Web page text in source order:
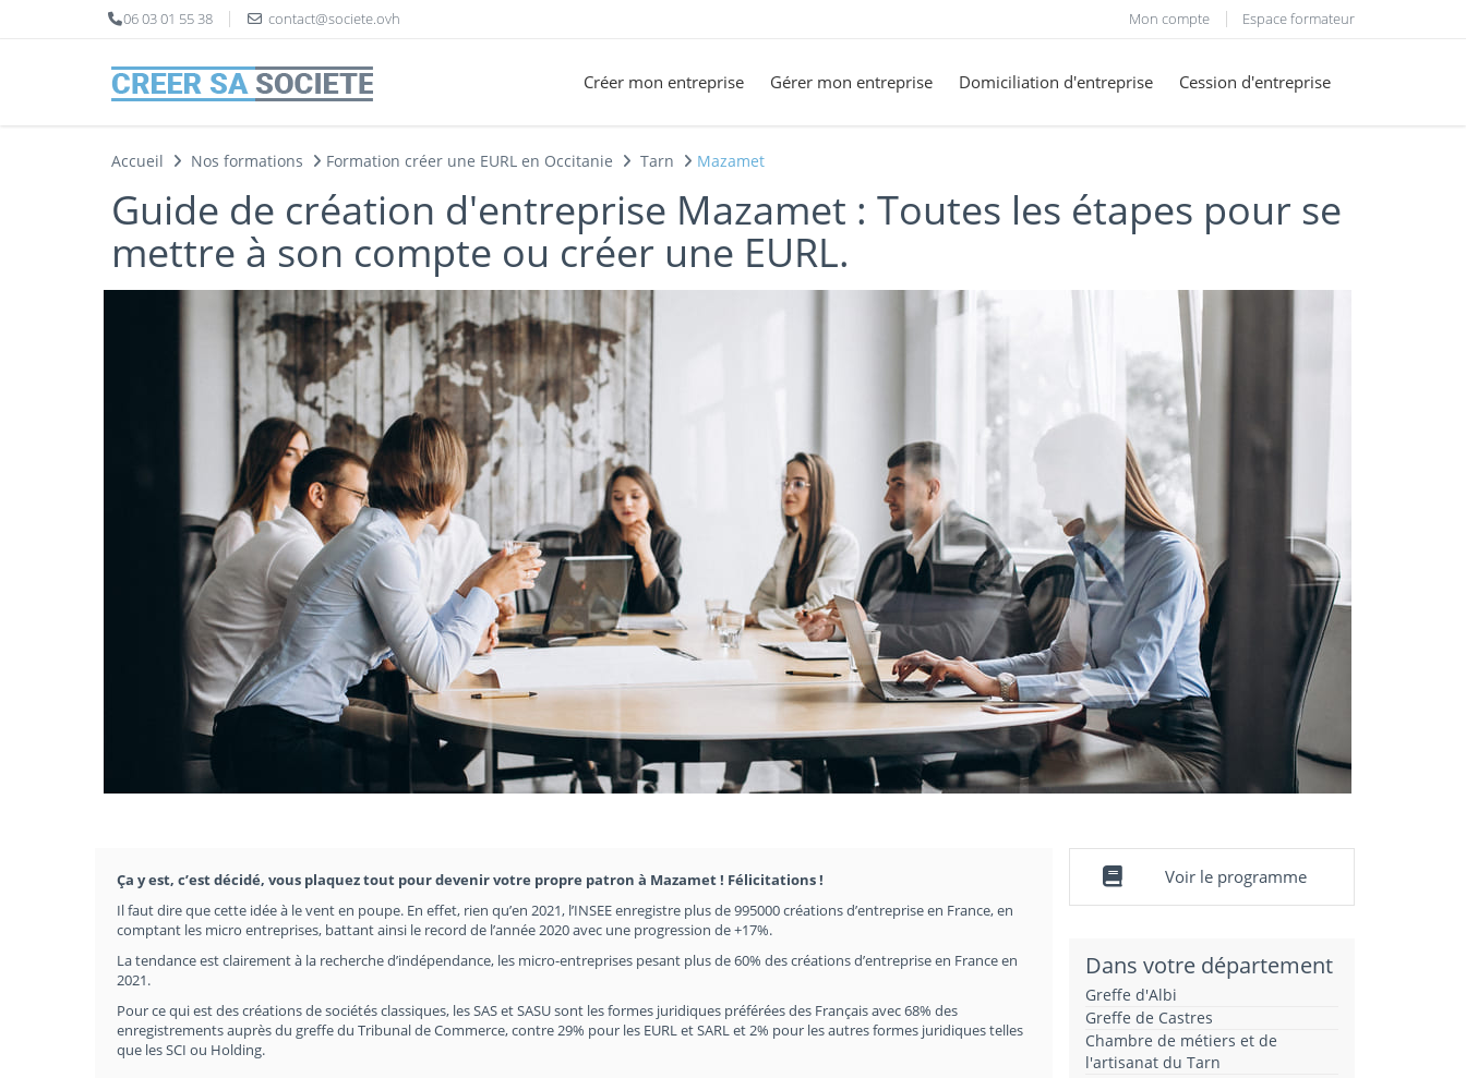
06 03 01 55 38 contact@societe.ovh Mon compte Espace formateur
Créer mon entreprise Gérer mon entreprise Domiciliation d'entreprise Cession d'entreprise
Accueil Nos formations Formation créer une EURL en Occitanie Tarn Mazamet
Guide de création d'entreprise Mazamet : Toutes les étapes pour se
mettre à son compte ou créer une EURL.
Ça y est, c’est décidé, vous plaquez tout pour devenir votre propre patron à Mazamet ! Félicitations !
Il faut dire que cette idée à le vent en poupe. En effet, rien qu’en 2021, l’INSEE enregistre plus de 995000 créations d’entreprise en France, en
comptant les micro entreprises, battant ainsi le record de l’année 2020 avec une progression de +17%.
La tendance est clairement à la recherche d’indépendance, les micro-entreprises pesant plus de 60% des créations d’entreprise en France en
2021.
Pour ce qui est des créations de sociétés classiques, les SAS et SASU sont les formes juridiques préférées des Français avec 68% des
enregistrements auprès du greffe du Tribunal de Commerce, contre 29% pour les EURL et SARL et 2% pour les autres formes juridiques telles
que les SCI ou Holding.
Voir le programme
Dans votre département
Greffe d'Albi
Greffe de Castres
Chambre de métiers et de
l'artisanat du Tarn
Panneau de gestion des cookies